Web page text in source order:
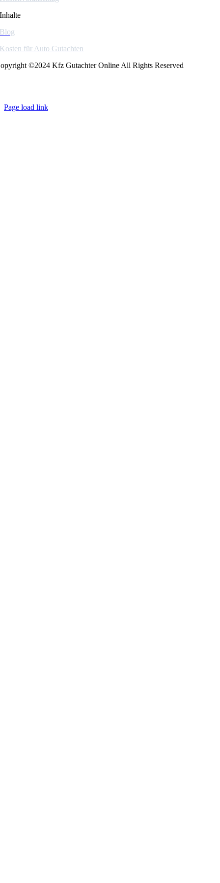
Inhalte
Blog
Kosten für Auto Gutachten
©2024 Kfz Gutachter Online All Rights Reserved
Page load link